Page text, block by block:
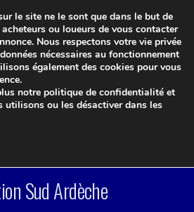
3d-immo-visites
Sud Ardèche
le site ne le sont que dans le but de
ou loueurs de vous contacter
Nous respectons votre vie privée
nécessaires au fonctionnement
également des cookies pour vous
notre politique de confidentialité et
utilisons ou les désactiver dans les